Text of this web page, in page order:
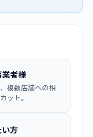
者様
複数店舗への相
ット。
方